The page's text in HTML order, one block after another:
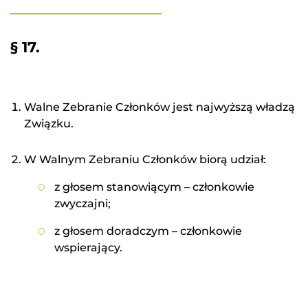
§ 17.
Walne Zebranie Członków jest najwyższą władzą
Związku.
W Walnym Zebraniu Członków biorą udział:
z głosem stanowiącym – członkowie
zwyczajni;
z głosem doradczym – członkowie
wspierający.